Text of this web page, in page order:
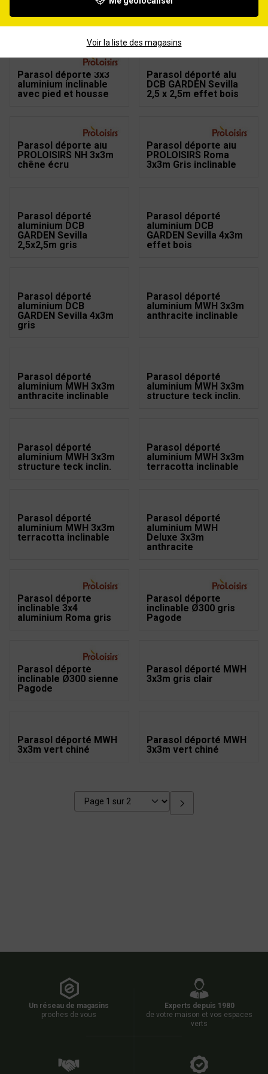
Housse pour parasol
Lot de 4 roues pour
Parasol déporté 3x3
aluminium inclinable
avec pied et housse
Parasol déporté alu
DCB GARDEN Sevilla
2,5 x 2,5m effet bois
Parasol déporté alu
PROLOISIRS NH 3x3m
chêne écru
Parasol déporté alu
PROLOISIRS Roma
3x3m Gris inclinable
Parasol déporté
aluminium DCB
GARDEN Sevilla
2,5x2,5m gris
Parasol déporté
aluminium DCB
GARDEN Sevilla 4x3m
effet bois
Parasol déporté
aluminium DCB
GARDEN Sevilla 4x3m
gris
Parasol déporté
aluminium MWH 3x3m
anthracite inclinable
Parasol déporté
aluminium MWH 3x3m
anthracite inclinable
Parasol déporté
aluminium MWH 3x3m
structure teck inclin.
Parasol déporté
aluminium MWH 3x3m
structure teck inclin.
Parasol déporté
aluminium MWH 3x3m
terracotta inclinable
Parasol déporté
aluminium MWH 3x3m
terracotta inclinable
Parasol déporté
aluminium MWH
Deluxe 3x3m
anthracite
Parasol déporté
inclinable 3x4
aluminium Roma gris
Parasol déporté
inclinable Ø300 gris
Pagode
Parasol déporté
inclinable Ø300 sienne
Pagode
Parasol déporté MWH
3x3m gris clair
Parasol déporté MWH
3x3m vert chiné
Parasol déporté MWH
3x3m vert chiné
Un réseau de magasins
proches de vous
Experts depuis 1980
de votre maison et vos espaces
verts
Voir la liste des magasins